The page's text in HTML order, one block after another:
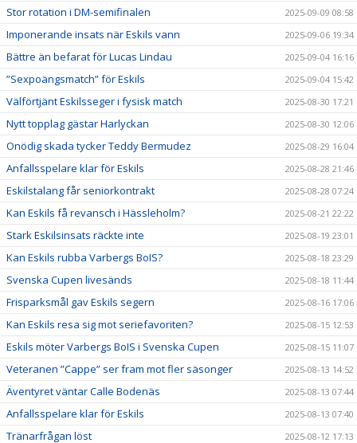
Stor rotation i DM-semifinalen 2025-09-09 08:58
Imponerande insats när Eskils vann 2025-09-06 19:34
Bättre än befarat för Lucas Lindau 2025-09-04 16:16
”Sexpoängsmatch” för Eskils 2025-09-04 15:42
Välförtjänt Eskilsseger i fysisk match 2025-08-30 17:21
Nytt topplag gästar Harlyckan 2025-08-30 12:06
Onödig skada tycker Teddy Bermudez 2025-08-29 16:04
Anfallsspelare klar för Eskils 2025-08-28 21:46
Eskilstalang får seniorkontrakt 2025-08-28 07:24
Kan Eskils få revansch i Hässleholm? 2025-08-21 22:22
Stark Eskilsinsats räckte inte 2025-08-19 23:01
Kan Eskils rubba Varbergs BoIS? 2025-08-18 23:29
Svenska Cupen livesänds 2025-08-18 11:44
Frisparksmål gav Eskils segern 2025-08-16 17:06
Kan Eskils resa sig mot seriefavoriten? 2025-08-15 12:53
Eskils möter Varbergs BoIS i Svenska Cupen 2025-08-15 11:07
Veteranen ”Cappe” ser fram mot fler säsonger 2025-08-13 14:52
Äventyret väntar Calle Bodenäs 2025-08-13 07:44
Anfallsspelare klar för Eskils 2025-08-13 07:40
Tränarfrågan löst 2025-08-12 17:13